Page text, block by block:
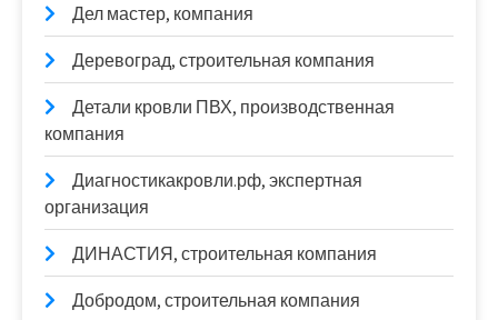
Дел мастер, компания
Деревоград, строительная компания
Детали кровли ПВХ, производственная
компания
Диагностикакровли.рф, экспертная
организация
ДИНАСТИЯ, строительная компания
Добродом, строительная компания